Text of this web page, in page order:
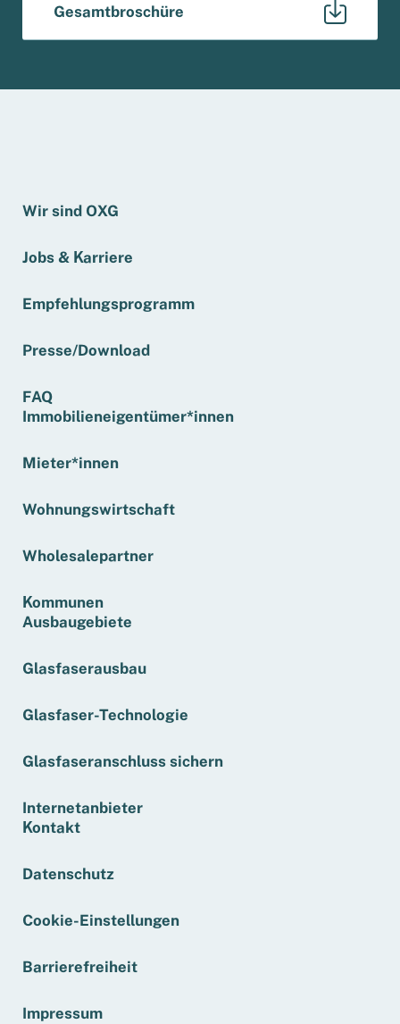
Gesamtbroschüre
Wir sind OXG
Jobs & Karriere
Empfehlungsprogramm
Presse/Download
FAQ
Immobilieneigentümer*innen
Mieter*innen
Wohnungswirtschaft
Wholesalepartner
Kommunen
Ausbaugebiete
Glasfaserausbau
Glasfaser-Technologie
Glasfaseranschluss sichern
Internetanbieter
Kontakt
Datenschutz
Cookie-Einstellungen
Barrierefreiheit
Impressum